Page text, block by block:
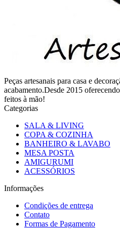
Peças artesanais para casa e
acabamento.Desde 2015
feitos à mão!
Categorias
SALA & LIVING
COPA & COZINHA
BANHEIRO & LAVABO
MESA POSTA
AMIGURUMI
ACESSÓRIOS
Informações
Condições de entrega
Contato
Formas de Pagamento